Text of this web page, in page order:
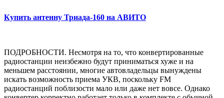
Купить антенну Триада-160 на АВИТО
ПОДРОБНОСТИ. Несмотря на то, что конвертированные
радиостанции неизбежно будут приниматься хуже и на
меньшем расстоянии, многие автовладельцы вынуждены
искать возможность приема УКВ, поскольку FM
радиостанций поблизости мало или даже нет вовсе. Однако